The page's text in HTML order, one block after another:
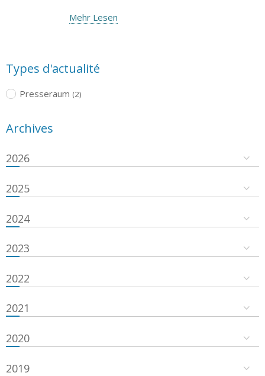
Mehr Lesen
Types d'actualité
Presseraum (2)
Archives
2026
2025
2024
2023
2022
2021
2020
2019